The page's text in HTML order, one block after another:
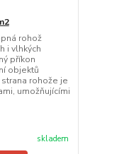
rohož
i vlhkých
příkon
objektů
rohože je
umožňujícími
skladem